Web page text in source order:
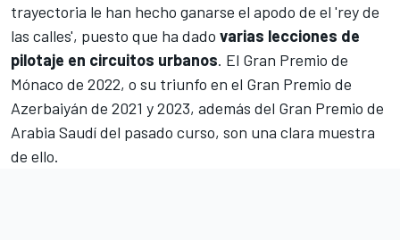
trayectoria le han hecho ganarse el apodo de el 'rey de
las calles', puesto que ha dado varias lecciones de
pilotaje en circuitos urbanos. El Gran Premio de
Mónaco de 2022, o su triunfo en el Gran Premio de
Azerbaiyán de 2021 y2023, además del Gran Premio de
Arabia Saudídel pasado curso, son una clara muestra
de ello.